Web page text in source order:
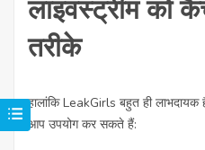
लाइवस्ट्रीम को
तरीके
हालांकि LeakGirls बहुत ही लाभदायक
आप उपयोग कर सकते हैं: